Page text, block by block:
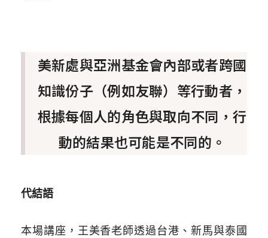
美新處與亞洲基金會內部或者跨國
知識份子（例如友聯）等行動者，
根據每個人的角色與取向不同，行
動的結果也可能是不同的。
代結語
本場講座，王美香老師透過台港、新馬與泰國